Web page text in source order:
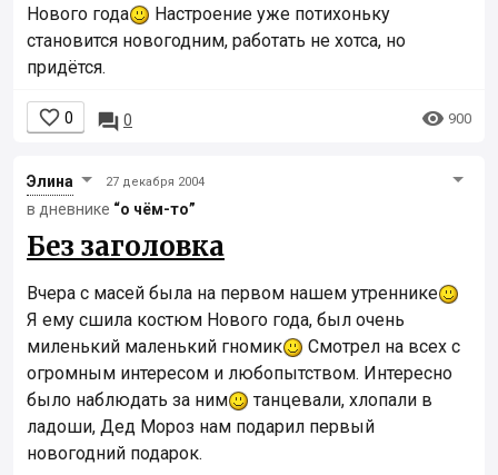
Нового года
Настроение уже потихоньку
становится новогодним, работать не хотса, но
придётся.
 0  0  900
Элинa 27 декабря 2004
в дневнике “о чём-то”
Без заголовка
Вчера с масей была на первом нашем утреннике
Я ему сшила костюм Нового года, был очень
миленький маленький гномик
Смотрел на всех с
огромным интересом и любопытством. Интересно
было наблюдать за ним
танцевали, хлопали в
ладоши, Дед Мороз нам подарил первый
новогодний подарок.